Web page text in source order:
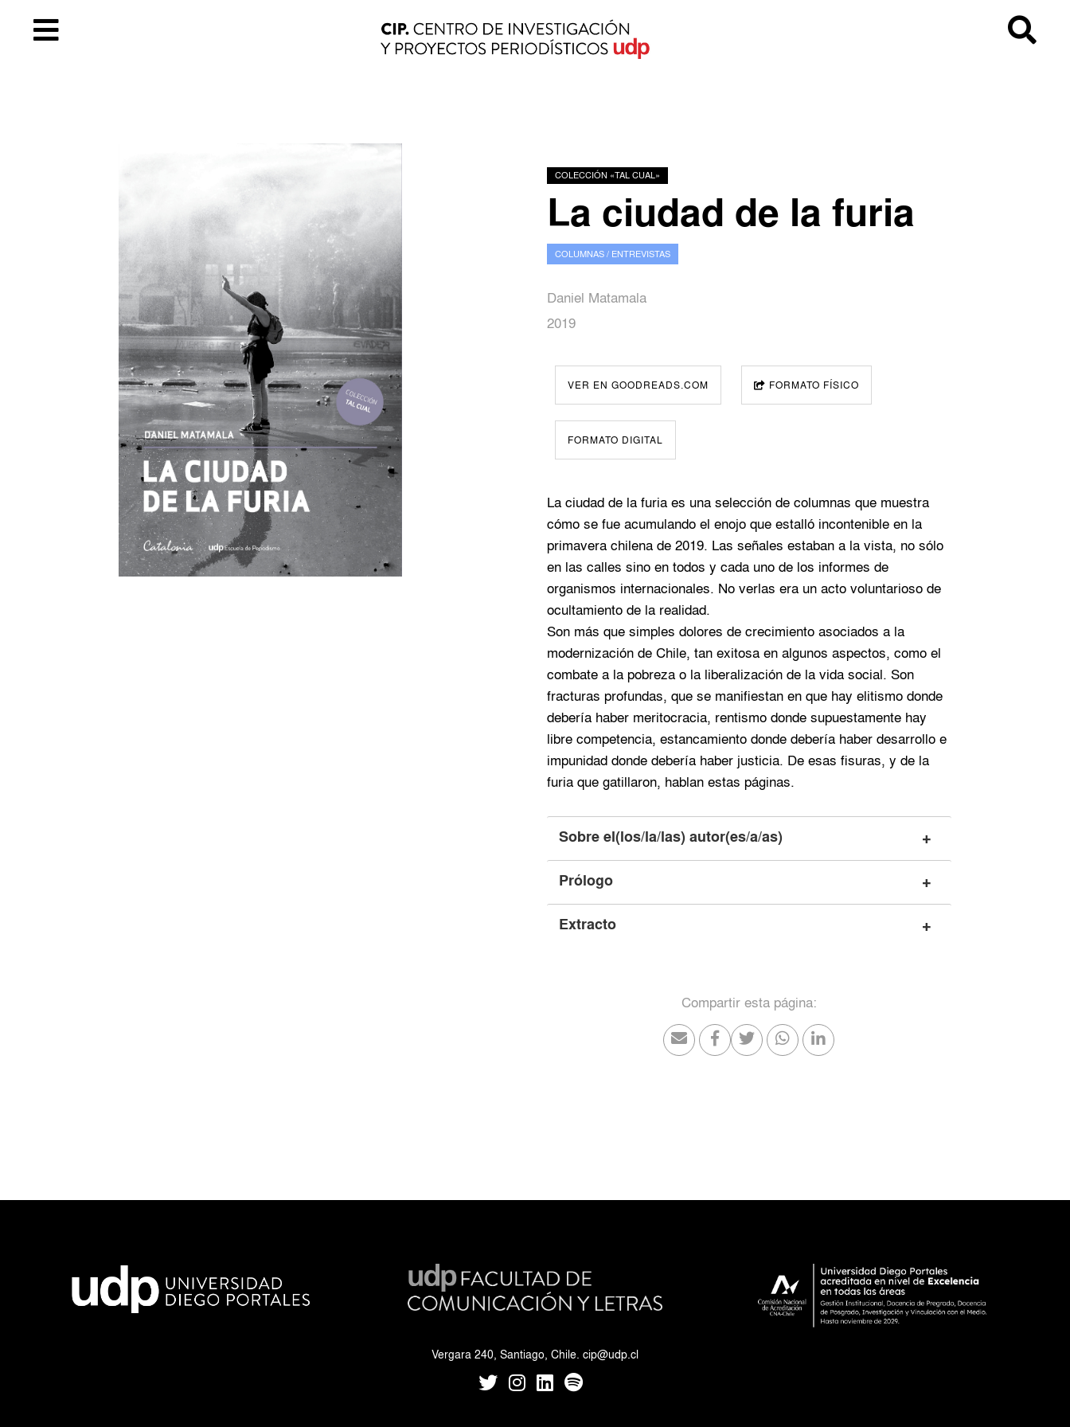
Colección
Proyectos
digitales
Podcasts
Investigadores
COLECCIÓN «TAL CUAL»
La ciudad de la furia
COLUMNAS / ENTREVISTAS
Daniel Matamala
2019
VER EN GOODREADS.COM FORMATO FÍSICO
FORMATO DIGITAL
La ciudad de la furia es una selección de columnas que muestra
cómo se fue acumulando el enojo que estalló incontenible en la
primavera chilena de 2019. Las señales estaban a la vista, no sólo
en las calles sino en todos y cada uno de los informes de
organismos internacionales. No verlas era un acto voluntarioso de
ocultamiento de la realidad.
Son más que simples dolores de crecimiento asociados a la
modernización de Chile, tan exitosa en algunos aspectos, como el
combate a la pobreza o la liberalización de la vida social. Son
fracturas profundas, que se manifiestan en que hay elitismo donde
debería haber meritocracia, rentismo donde supuestamente hay
libre competencia, estancamiento donde debería haber desarrollo e
impunidad donde debería haber justicia. De esas fisuras, y de la
furia que gatillaron, hablan estas páginas.
Sobre el(los/la/las) autor(es/a/as)
Prólogo
Extracto
Compartir esta página:
Vergara 240, Santiago, Chile. cip@udp.cl